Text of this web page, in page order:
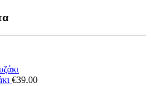
€39.00